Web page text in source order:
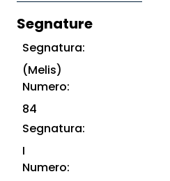
Segnature
Segnatura:
(Melis)
Numero:
84
Segnatura:
I
Numero: